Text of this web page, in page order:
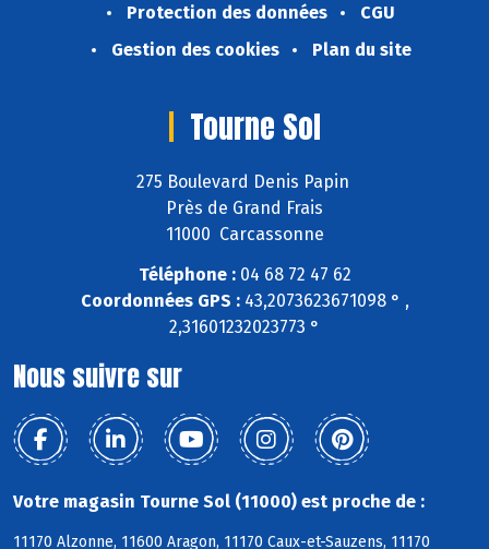
Protection des données
CGU
Gestion des cookies
Plan du site
Tourne Sol
275 Boulevard Denis Papin
Près de Grand Frais
11000 Carcassonne
Téléphone :04 68 72 47 62
Coordonnées GPS :43,2073623671098 ° ,
2,31601232023773 °
Nous suivre sur
Votre magasin Tourne Sol (11000) est proche de :
11170 Alzonne, 11600 Aragon, 11170 Caux-et-Sauzens, 11170